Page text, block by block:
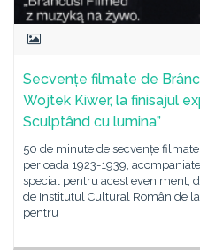
Secvențe filmate de
Wojtek Kiwer, la finisajul
Sculptând cu lumina”
50 de minute de secvențe
perioada 1923-1939,
special pentru acest eveniment,
de Institutul Cultural Român de
pentru